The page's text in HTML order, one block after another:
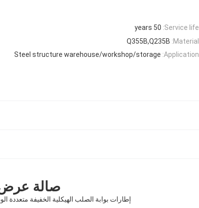
Service life:
50 years
Material:
Q355B,Q235B
Application:
Steel structure warehouse/workshop/storage
صالة
إطارات بوابة الصلب الهيكلية الخفيفة متعددة